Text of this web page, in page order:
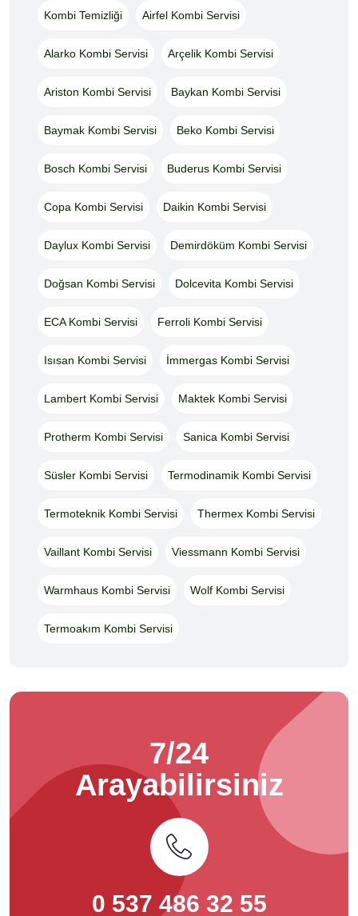
Kombi Temizliği Airfel Kombi Servisi
Alarko Kombi Servisi Arçelik Kombi Servisi
Ariston Kombi Servisi Baykan Kombi Servisi
Baymak Kombi Servisi Beko Kombi Servisi
Bosch Kombi Servisi Buderus Kombi Servisi
Copa Kombi Servisi Daikin Kombi Servisi
Daylux Kombi Servisi Demirdöküm Kombi Servisi
Doğsan Kombi Servisi Dolcevita Kombi Servisi
ECA Kombi Servisi Ferroli Kombi Servisi
Isısan Kombi Servisi İmmergas Kombi Servisi
Lambert Kombi Servisi Maktek Kombi Servisi
Protherm Kombi Servisi Sanica Kombi Servisi
Süsler Kombi Servisi Termodinamik Kombi Servisi
Termoteknik Kombi Servisi Thermex Kombi Servisi
Vaillant Kombi Servisi Viessmann Kombi Servisi
Warmhaus Kombi Servisi Wolf Kombi Servisi
Termoakım Kombi Servisi
7/24
Arayabilirsiniz
0 537 486 32 55